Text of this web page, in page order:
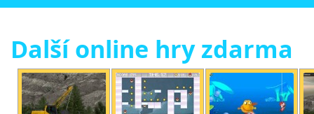
Další online hry zdarma